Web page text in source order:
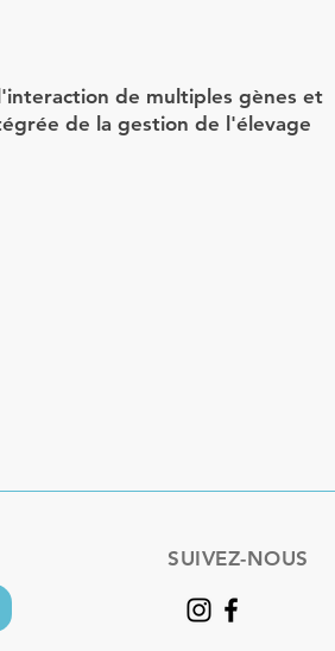
de multiples gènes et
de la gestion de l'élevage
SUIVEZ-NOUS